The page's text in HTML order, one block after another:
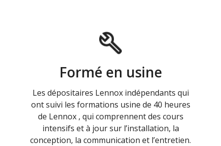
Formé en usine
Les dépositaires Lennox indépendants qui
ont suivi les formations usine de 40 heures
de Lennox , qui comprennent des cours
intensifs et à jour sur l’installation, la
conception, la communication et l’entretien.